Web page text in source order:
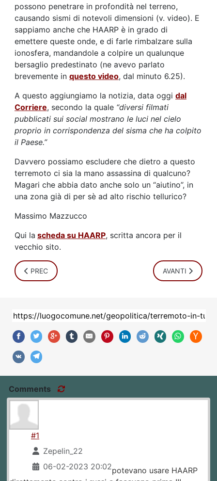
possono penetrare in profondità nel terreno,
causando sismi di notevoli dimensioni (v. video). E
sappiamo anche che HAARP è in grado di
emettere queste onde, e di farle rimbalzare sulla
ionosfera, mandandole a colpire un qualunque
bersaglio predestinato (ne avevo parlato
brevemente in questo video, dal minuto 6.25).
A questo aggiungiamo la notizia, data oggi dal
Corriere, secondo la quale “diversi filmati
pubblicati sui social mostrano le luci nel cielo
proprio in corrispondenza del sisma che ha colpito
il Paese.”
Davvero possiamo escludere che dietro a questo
terremoto ci sia la mano assassina di qualcuno?
Magari che abbia dato anche solo un “aiutino”, in
una zona già di per sè ad alto rischio tellurico?
Massimo Mazzucco
Qui la scheda su HAARP, scritta ancora per il
vecchio sito.
ARTICOLO PRECEDENTE: SEYMOUR HERSH: “E’ STATO
PREC ARTICOLO
AVANTI
Comments
#1
Zepelin_22
06-02-2023 20:02potevano usare HAARP